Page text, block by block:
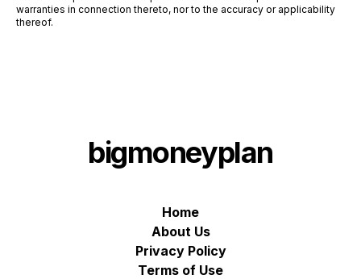
warranties in connection thereto, nor to the accuracy or applicability
thereof.
bigmoneyplan
Home
About Us
Privacy Policy
Terms of Use